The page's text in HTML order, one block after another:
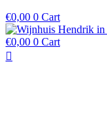
€0,00 0 Cart
€0,00 0 Cart